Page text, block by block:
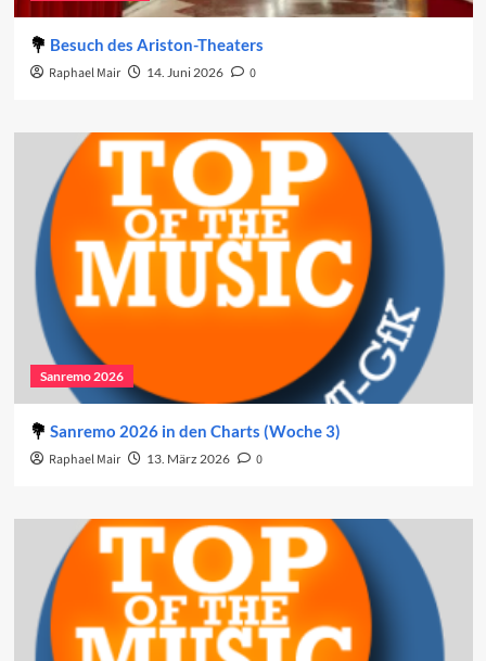
Besuch des Ariston-Theaters
Raphael Mair 14. Juni 2026 0
Sanremo 2026
Sanremo 2026 in den Charts (Woche 3)
Raphael Mair 13. März 2026 0